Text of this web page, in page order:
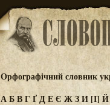
Орфографічний словник
АБВГҐДЕЄ ЖЗИ [І] Й